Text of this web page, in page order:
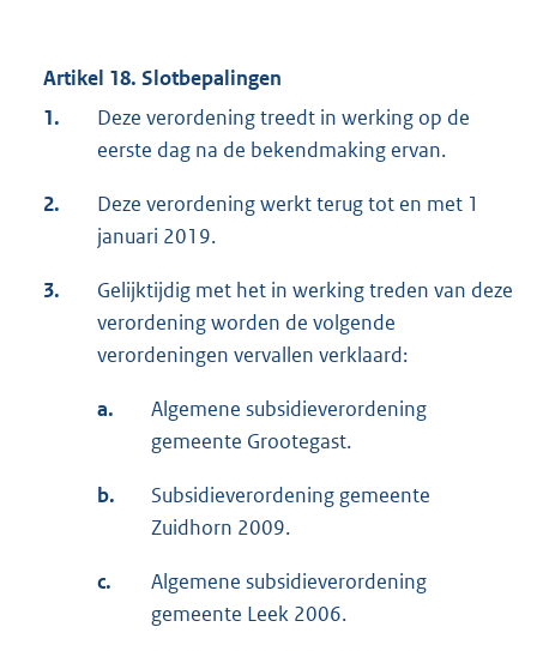
Artikel 18. Slotbepalingen
1.
Deze verordening treedt in werking op de
eerste dag na de bekendmaking ervan.
2.
Deze verordening werkt terug tot en met 1
januari 2019.
3.
Gelijktijdig met het in werking treden van deze
verordening worden de volgende
verordeningen vervallen verklaard:
a.
Algemene subsidieverordening
gemeente Grootegast.
b.
Subsidieverordening gemeente
Zuidhorn 2009.
c.
Algemene subsidieverordening
gemeente Leek 2006.